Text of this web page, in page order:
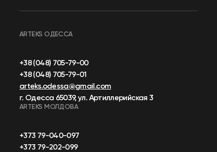
ARTEKS ОДЕССА
+38 (048) 705-79-00
+38 (048) 705-79-01
arteks.odessa@gmail.com
г. Одесса 65039, ул. Артиллерийская 3
ARTEKS МОЛДОВА
+373 79-040-097
+373 79-202-099